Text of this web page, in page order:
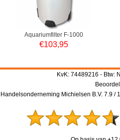
Aquariumfilter F-1000
€103,95
KvK: 74489216 - Btw:
Handelsonderneming Michielsen B.V. 7.9/